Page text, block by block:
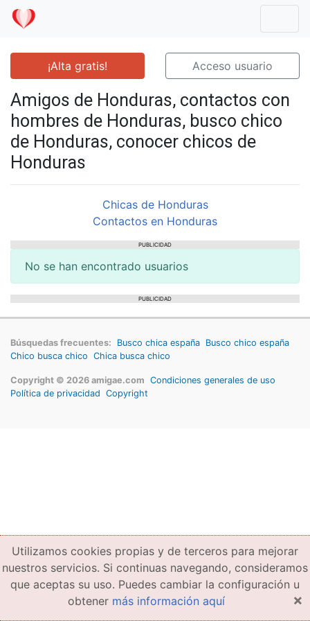
¡Alta gratis! Acceso usuario
Amigos de Honduras, contactos con
hombres de Honduras, busco chico
de Honduras, conocer chicos de
Honduras
Chicas de Honduras
Contactos en Honduras
PUBLICIDAD
No se han encontrado usuarios
PUBLICIDAD
Búsquedas frecuentes: Busco chica españa Busco chico españa
Chico busca chico Chica busca chico
Copyright © 2026 amigae.com Condiciones generales de uso
Política de privacidad Copyright
Utilizamos cookies propias y de terceros para mejorar
nuestros servicios. Si continuas navegando, consideramos
que aceptas su uso. Puedes cambiar la configuración u
obtener más información aquí ×